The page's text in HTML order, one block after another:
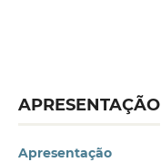
APRESENTAÇÃO
Apresentação